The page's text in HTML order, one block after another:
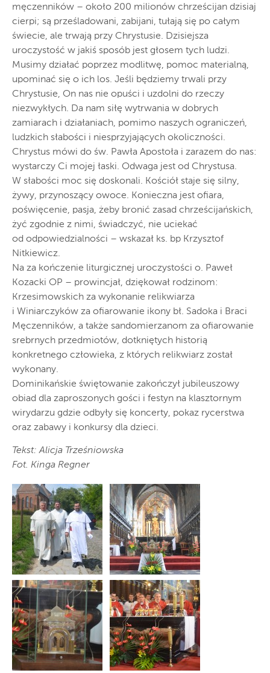
męczenników – około 200 milionów chrześcijan dzisiaj
cierpi; są prześladowani, zabijani, tułają się po całym
świecie, ale trwają przy Chrystusie. Dzisiejsza
uroczystość w jakiś sposób jest głosem tych ludzi.
Musimy działać poprzez modlitwę, pomoc materialną,
upominać się o ich los. Jeśli będziemy trwali przy
Chrystusie, On nas nie opuści i uzdolni do rzeczy
niezwykłych. Da nam siłę wytrwania w dobrych
zamiarach i działaniach, pomimo naszych ograniczeń,
ludzkich słabości i niesprzyjających okoliczności.
Chrystus mówi do św. Pawła Apostoła i zarazem do nas:
wystarczy Ci mojej łaski. Odwaga jest od Chrystusa.
W słabości moc się doskonali. Kościół staje się silny,
żywy, przynoszący owoce. Konieczna jest ofiara,
poświęcenie, pasja, żeby bronić zasad chrześcijańskich,
żyć zgodnie z nimi, świadczyć, nie uciekać
od odpowiedzialności – wskazał ks. bp Krzysztof
Nitkiewicz.
Na za kończenie liturgicznej uroczystości o. Paweł
Kozacki OP – prowincjał, dziękował rodzinom:
Krzesimowskich za wykonanie relikwiarza
i Winiarczyków za ofiarowanie ikony bł. Sadoka i Braci
Męczenników, a także sandomierzanom za ofiarowanie
srebrnych przedmiotów, dotkniętych historią
konkretnego człowieka, z których relikwiarz został
wykonany.
Dominikańskie świętowanie zakończył jubileuszowy
obiad dla zaproszonych gości i festyn na klasztornym
wirydarzu gdzie odbyły się koncerty, pokaz rycerstwa
oraz zabawy i konkursy dla dzieci.
Tekst: Alicja Trześniowska
Fot. Kinga Regner